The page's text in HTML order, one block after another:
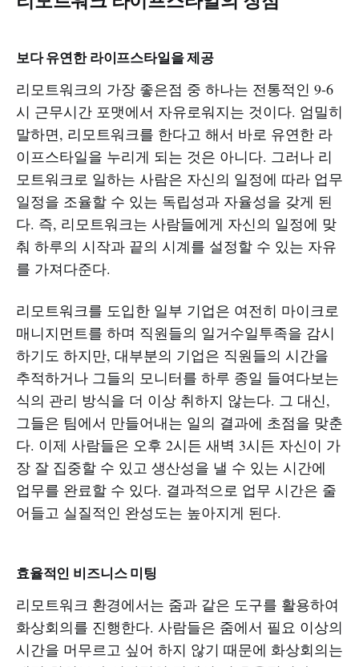
보다 유연한 라이프스타일을 제공
리모트워크의 가장 좋은점 중 하나는 전통적인 9-6
시 근무시간 포맷에서 자유로워지는 것이다. 엄밀히
말하면, 리모트워크를 한다고 해서 바로 유연한 라
이프스타일을 누리게 되는 것은 아니다. 그러나 리
모트워크로 일하는 사람은 자신의 일정에 따라 업무
일정을 조율할 수 있는 독립성과 자율성을 갖게 된
다. 즉, 리모트워크는 사람들에게 자신의 일정에 맞
춰 하루의 시작과 끝의 시계를 설정할 수 있는 자유
를 가져다준다.
리모트워크를 도입한 일부 기업은 여전히 마이크로
매니지먼트를 하며 직원들의 일거수일투족을 감시
하기도 하지만, 대부분의 기업은 직원들의 시간을
추적하거나 그들의 모니터를 하루 종일 들여다보는
식의 관리 방식을 더 이상 취하지 않는다. 그 대신,
그들은 팀에서 만들어내는 일의 결과에 초점을 맞춘
다. 이제 사람들은 오후 2시든 새벽 3시든 자신이 가
장 잘 집중할 수 있고 생산성을 낼 수 있는 시간에
업무를 완료할 수 있다. 결과적으로 업무 시간은 줄
어들고 실질적인 완성도는 높아지게 된다.
효율적인 비즈니스 미팅
리모트워크 환경에서는 줌과 같은 도구를 활용하여
화상회의를 진행한다. 사람들은 줌에서 필요 이상의
시간을 머무르고 싶어 하지 않기 때문에 화상회의는